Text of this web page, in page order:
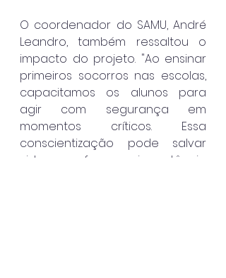
O coordenador do SAMU, André
Leandro, também ressaltou o
impacto do projeto. "Ao ensinar
primeiros socorros nas escolas,
capacitamos os alunos para
agir com segurança em
momentos críticos. Essa
conscientização pode salvar
vidas e reforça a importância